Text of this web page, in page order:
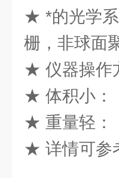
★ *的光学
栅，非球面
★ 仪器操作
★ 体积小：
★ 重量轻：
★ 详情可参